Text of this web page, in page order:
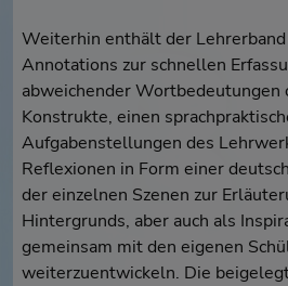
Weiterhin enthält der
Annotations zur schnellen
abweichender
Konstrukte, einen
Aufgabenstellungen des
Reflexionen in Form einer
der einzelnen Szenen zur
Hintergrunds, aber auch als
gemeinsam mit den eigenen
weiterzuentwickeln. Die